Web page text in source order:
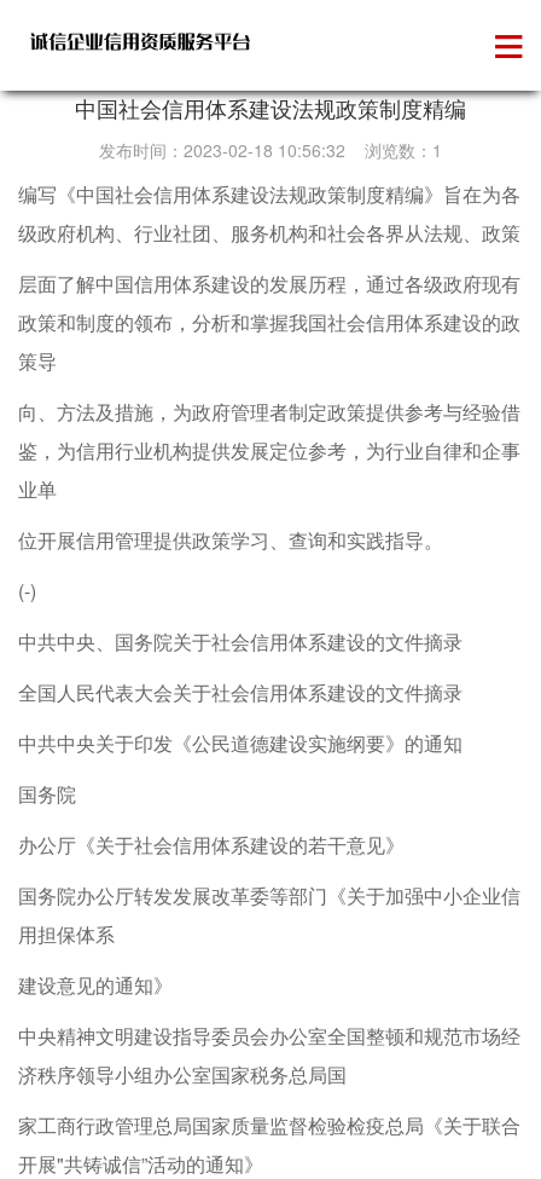
行业动态
中国社会信用体系建设法规政策制度精编
发布时间：2023-02-18 10:56:32 浏览数：1
编写《中国社会信用体系建设法规政策制度精编》旨在为各
级政府机构、行业社团、服务机构和社会各界从法规、政策
层面了解中国信用体系建设的发展历程，通过各级政府现有
政策和制度的领布，分析和掌握我国社会信用体系建设的政
策导
向、方法及措施，为政府管理者制定政策提供参考与经验借
鉴，为信用行业机构提供发展定位参考，为行业自律和企事
业单
位开展信用管理提供政策学习、查询和实践指导。
(-)
中共中央、国务院关于社会信用体系建设的文件摘录
全国人民代表大会关于社会信用体系建设的文件摘录
中共中央关于印发《公民道德建设实施纲要》的通知
国务院
办公厅《关于社会信用体系建设的若干意见》
国务院办公厅转发发展改革委等部门《关于加强中小企业信
用担保体系
建设意见的通知》
中央精神文明建设指导委员会办公室全国整顿和规范市场经
济秩序领导小组办公室国家税务总局国
家工商行政管理总局国家质量监督检验检疫总局《关于联合
开展"共铸诚信”活动的通知》